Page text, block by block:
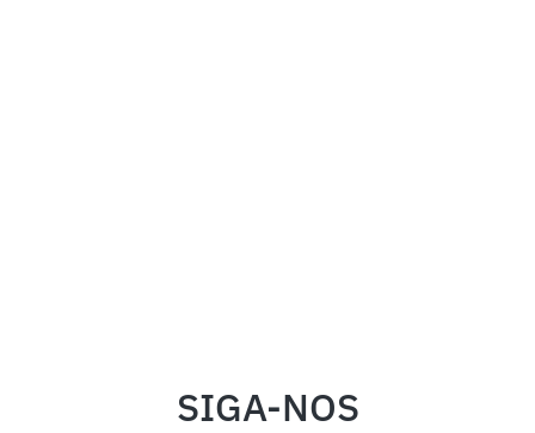
SIGA-NOS